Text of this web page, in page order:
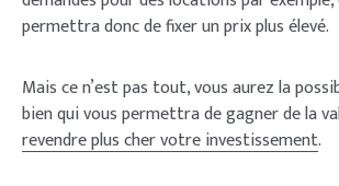
permettra donc de fixer un prix plus élevé.
Mais ce n’est pas tout, vous aurez la
bien qui vous permettra de gagner de la
revendre plus cher votre investissement.